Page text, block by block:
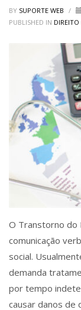
BY SUPORTE WEB /
PUBLISHED IN
O Transtorno do
comunicação
social.
demanda
por tempo
causar danos de